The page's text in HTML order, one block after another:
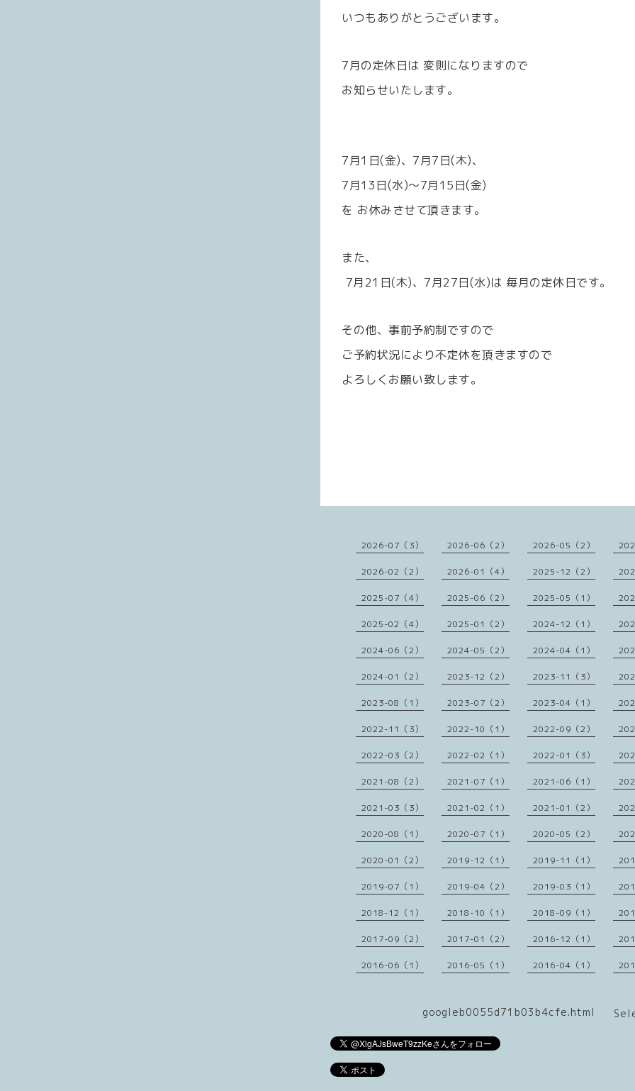
いつもありがとうございます。
7月の定休日は 変則になりますので
お知らせいたします。
7月1日(金)、7月7日(木)、
7月13日(水)〜7月15日(金)
を お休みさせて頂きます。
また、
7月21日(木)、7月27日(水)は 毎月の定休日です。
その他、事前予約制ですので
ご予約状況により不定休を頂きますので
よろしくお願い致します。
2026-07（3） 2026-06（2） 2026-05（2）
2026-02（2） 2026-01（4） 2025-12（2）
2025-07（4） 2025-06（2） 2025-05（1）
2025-02（4） 2025-01（2） 2024-12（1）
2024-06（2） 2024-05（2） 2024-04（1）
2024-01（2） 2023-12（2） 2023-11（3）
2023-08（1） 2023-07（2） 2023-04（1）
2022-11（3） 2022-10（1） 2022-09（2）
2022-03（2） 2022-02（1） 2022-01（3）
2021-08（2） 2021-07（1） 2021-06（1）
2021-03（3） 2021-02（1） 2021-01（2）
2020-08（1） 2020-07（1） 2020-05（2）
2020-01（2） 2019-12（1） 2019-11（1）
2019-07（1） 2019-04（2） 2019-03（1）
2018-12（1） 2018-10（1） 2018-09（1）
2017-09（2） 2017-01（2） 2016-12（1）
2016-06（1） 2016-05（1） 2016-04（1）
googleb0055d71b03b4cfe.html